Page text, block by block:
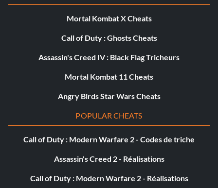
Mortal Kombat X Cheats
Call of Duty : Ghosts Cheats
Assassin's Creed IV : Black Flag Tricheurs
Mortal Kombat 11 Cheats
Angry Birds Star Wars Cheats
POPULAR CHEATS
Call of Duty : Modern Warfare 2 - Codes de triche
Assassin's Creed 2 - Réalisations
Call of Duty : Modern Warfare 2 - Réalisations